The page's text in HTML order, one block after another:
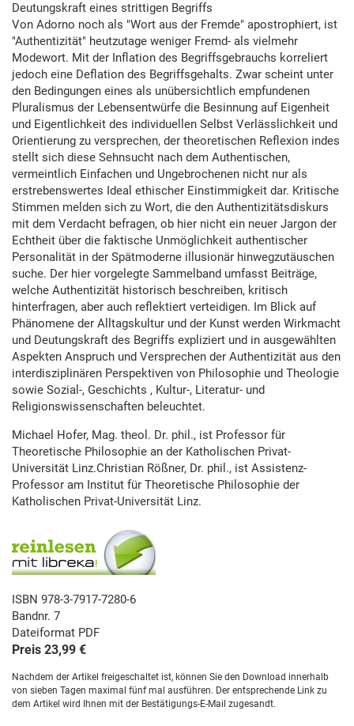
Deutungskraft eines strittigen Begriffs
Von Adorno noch als "Wort aus der Fremde" apostrophiert, ist
"Authentizität" heutzutage weniger Fremd- als vielmehr
Modewort. Mit der Inflation des Begriffsgebrauchs korreliert
jedoch eine Deflation des Begriffsgehalts. Zwar scheint unter
den Bedingungen eines als unübersichtlich empfundenen
Pluralismus der Lebensentwürfe die Besinnung auf Eigenheit
und Eigentlichkeit des individuellen Selbst Verlässlichkeit und
Orientierung zu versprechen, der theoretischen Reflexion indes
stellt sich diese Sehnsucht nach dem Authentischen,
vermeintlich Einfachen und Ungebrochenen nicht nur als
erstrebenswertes Ideal ethischer Einstimmigkeit dar. Kritische
Stimmen melden sich zu Wort, die den Authentizitätsdiskurs
mit dem Verdacht befragen, ob hier nicht ein neuer Jargon der
Echtheit über die faktische Unmöglichkeit authentischer
Personalität in der Spätmoderne illusionär hinwegzutäuschen
suche. Der hier vorgelegte Sammelband umfasst Beiträge,
welche Authentizität historisch beschreiben, kritisch
hinterfragen, aber auch reflektiert verteidigen. Im Blick auf
Phänomene der Alltagskultur und der Kunst werden Wirkmacht
und Deutungskraft des Begriffs expliziert und in ausgewählten
Aspekten Anspruch und Versprechen der Authentizität aus den
interdisziplinären Perspektiven von Philosophie und Theologie
sowie Sozial-, Geschichts , Kultur-, Literatur- und
Religionswissenschaften beleuchtet.
Michael Hofer, Mag. theol. Dr. phil., ist Professor für
Theoretische Philosophie an der Katholischen Privat-
Universität Linz.Christian Rößner, Dr. phil., ist Assistenz-
Professor am Institut für Theoretische Philosophie der
Katholischen Privat-Universität Linz.
ISBN 978-3-7917-7280-6
Bandnr. 7
Dateiformat PDF
Preis 23,99 €
Nachdem der Artikel freigeschaltet ist, können Sie den Download innerhalb
von sieben Tagen maximal fünf mal ausführen. Der entsprechende Link zu
dem Artikel wird Ihnen mit der Bestätigungs-E-Mail zugesandt.